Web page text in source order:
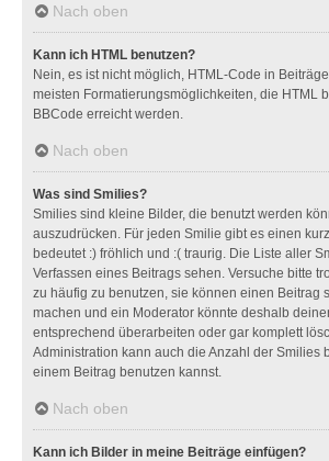
Nach oben
Kann ich HTML benutzen?
Nein, es ist nicht möglich, HTML-Code in
meisten Formatierungsmöglichkeiten, die HTML
BBCode erreicht werden.
Nach oben
Was sind Smilies?
Smilies sind kleine Bilder, die benutzt werden
auszudrücken. Für jeden Smilie gibt es einen
bedeutet :) fröhlich und :( traurig. Die Liste aller
Verfassen eines Beitrags sehen. Versuche bitte
zu häufig zu benutzen, sie können einen Beitrag
machen und ein Moderator könnte deshalb
entsprechend überarbeiten oder gar komplett
Administration kann auch die Anzahl der Smilies
einem Beitrag benutzen kannst.
Nach oben
Kann ich Bilder in meine Beiträge einfügen?